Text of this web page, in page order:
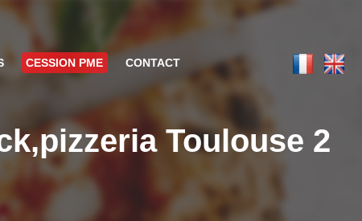
CESSION PME CONTACT
Toulouse 2